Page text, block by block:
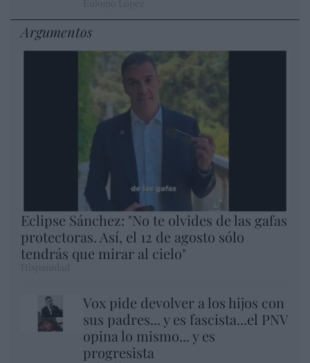
Argumentos
Eclipse Sánchez: "No te olvides de las gafas
protectoras. Así, el 12 de agosto sólo
tendrás que mirar al cielo"
Vox pide devolver a los hijos con
sus padres... y es fascista...el PNV
opina lo mismo... y es
progresista